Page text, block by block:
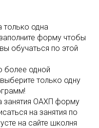
только одна
форму чтобы
обучаться по этой
более одной
только одну
занятия ОАХП форму
на занятия по
на сайте школня